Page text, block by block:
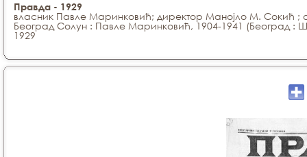
Правда - 1929
власник Павле Маринковић; директор Манојло М. Сокић ;
Београд Солун : Павле Маринковић, 1904-1941 (Београд
1929